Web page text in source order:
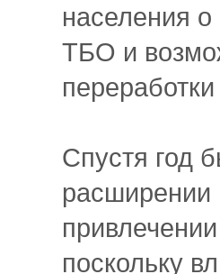
населения о
ТБО и
Спустя год
поскольку